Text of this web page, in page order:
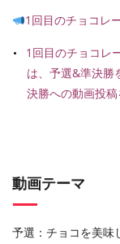
1回目のチョコレ
1回目のチョコレ
は、予選&準決勝
決勝への動画投
動画テーマ
予選：チョコを美味